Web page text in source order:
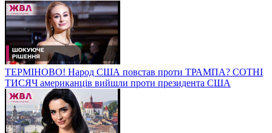
ТЕРМІНОВО! Народ США повстав проти ТРАМПА? СОТНІ
ТИСЯЧ американців вийшли проти президента США